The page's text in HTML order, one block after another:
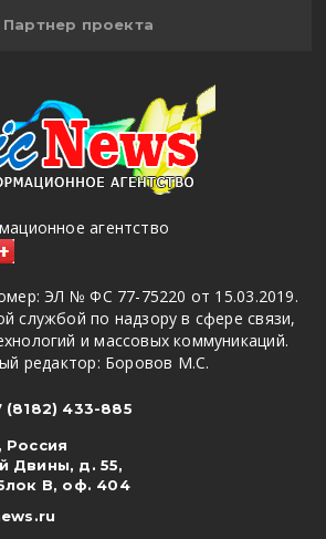
Партнер проекта
агентство
ЭЛ № ФС 77-75220 от 15.03.2019.
службой по надзору в сфере связи,
и массовых коммуникаций.
редактор: Боровов М.С.
(8182) 433-885
Россия
Двины, д. 55,
В, оф. 404